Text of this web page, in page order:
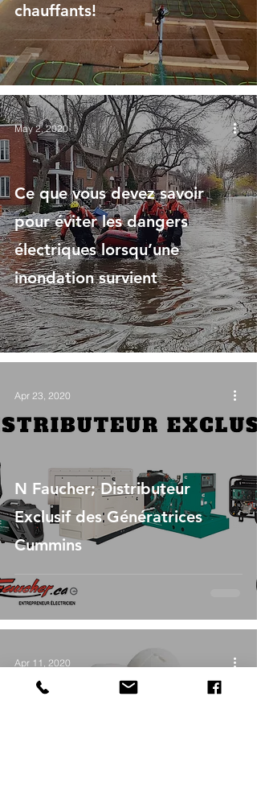
chauffants!
Ce que vous devez savoir
pour éviter les dangers
électriques lorsqu’une
inondation survient
May 2, 2020
N Faucher; Distributeur
Exclusif des Génératrices
Cummins
Apr 23, 2020
Apr 11, 2020